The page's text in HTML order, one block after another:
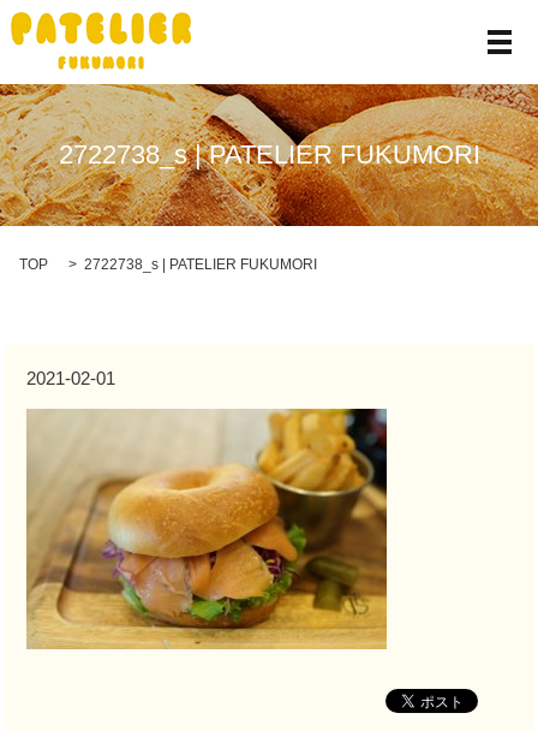
メ
2722738_s | PATELIER FUKUMORI
TOP 2722738_s | PATELIER FUKUMORI
2021-02-01